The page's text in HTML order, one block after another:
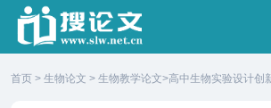
首页 > 生物论文 > 生物教学论文>高中生物实验设计创